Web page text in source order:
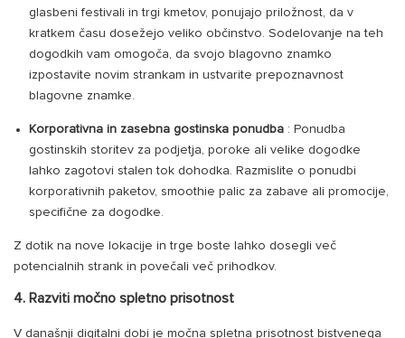
glasbeni festivali in trgi kmetov, ponujajo priložnost, da v
kratkem času dosežejo veliko občinstvo. Sodelovanje na teh
dogodkih vam omogoča, da svojo blagovno znamko
izpostavite novim strankam in ustvarite prepoznavnost
blagovne znamke.
Korporativna in zasebna gostinska ponudba : Ponudba
gostinskih storitev za podjetja, poroke ali velike dogodke
lahko zagotovi stalen tok dohodka. Razmislite o ponudbi
korporativnih paketov, smoothie palic za zabave ali promocije,
specifične za dogodke.
Z dotik na nove lokacije in trge boste lahko dosegli več
potencialnih strank in povečali več prihodkov.
4. Razviti močno spletno prisotnost
V današnji digitalni dobi je močna spletna prisotnost bistvenega